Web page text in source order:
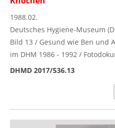
1988.02.
Deutsches Hygiene-Museum
Bild 13 / Gesund wie Ben und
im DHM 1986 - 1992 /
DHMD 2017/536.13